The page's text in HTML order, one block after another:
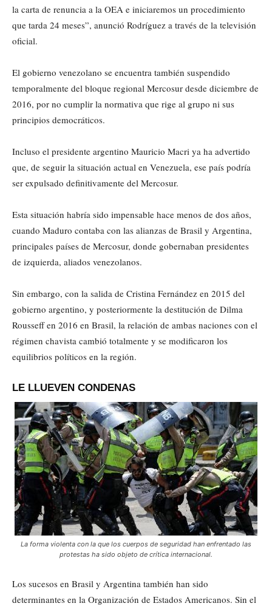
la carta de renuncia a la OEA e iniciaremos un procedimiento
que tarda 24 meses”, anunció Rodríguez a través de la televisión
oficial.
El gobierno venezolano se encuentra también suspendido
temporalmente del bloque regional Mercosur desde diciembre de
2016, por no cumplir la normativa que rige al grupo ni sus
principios democráticos.
Incluso el presidente argentino Mauricio Macri ya ha advertido
que, de seguir la situación actual en Venezuela, ese país podría
ser expulsado definitivamente del Mercosur.
Esta situación habría sido impensable hace menos de dos años,
cuando Maduro contaba con las alianzas de Brasil y Argentina,
principales países de Mercosur, donde gobernaban presidentes
de izquierda, aliados venezolanos.
Sin embargo, con la salida de Cristina Fernández en 2015 del
gobierno argentino, y posteriormente la destitución de Dilma
Rousseff en 2016 en Brasil, la relación de ambas naciones con el
régimen chavista cambió totalmente y se modificaron los
equilibrios políticos en la región.
LE LLUEVEN CONDENAS
La forma violenta con la que los cuerpos de seguridad han enfrentado las
protestas ha sido objeto de crítica internacional.
Los sucesos en Brasil y Argentina también han sido
determinantes en la Organización de Estados Americanos. Sin el